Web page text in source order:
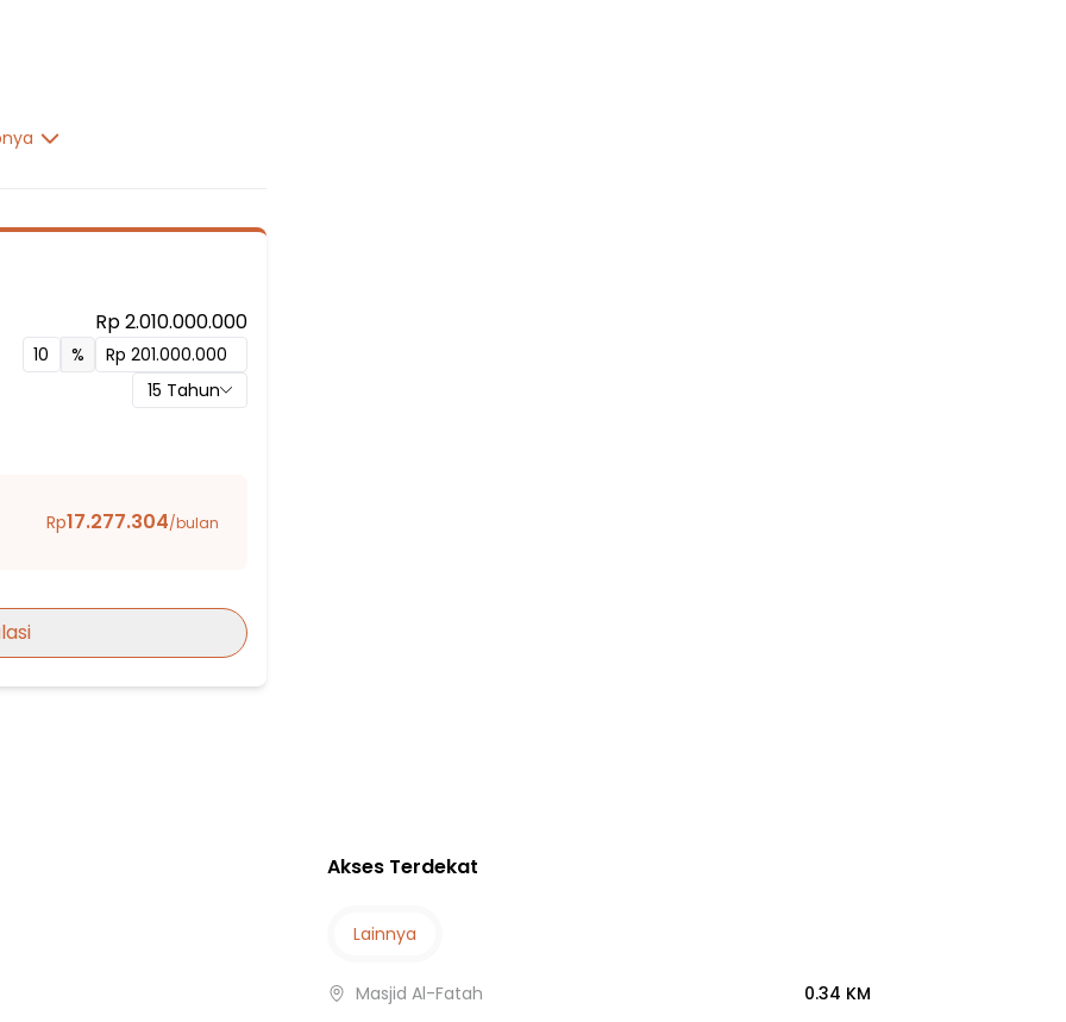
School
Rp 2.010.000.000
%
15 Tahun
Rp17.277.304/bulan
Akses Terdekat
Lainnya
Masjid Al-Fatah
0.34 KM